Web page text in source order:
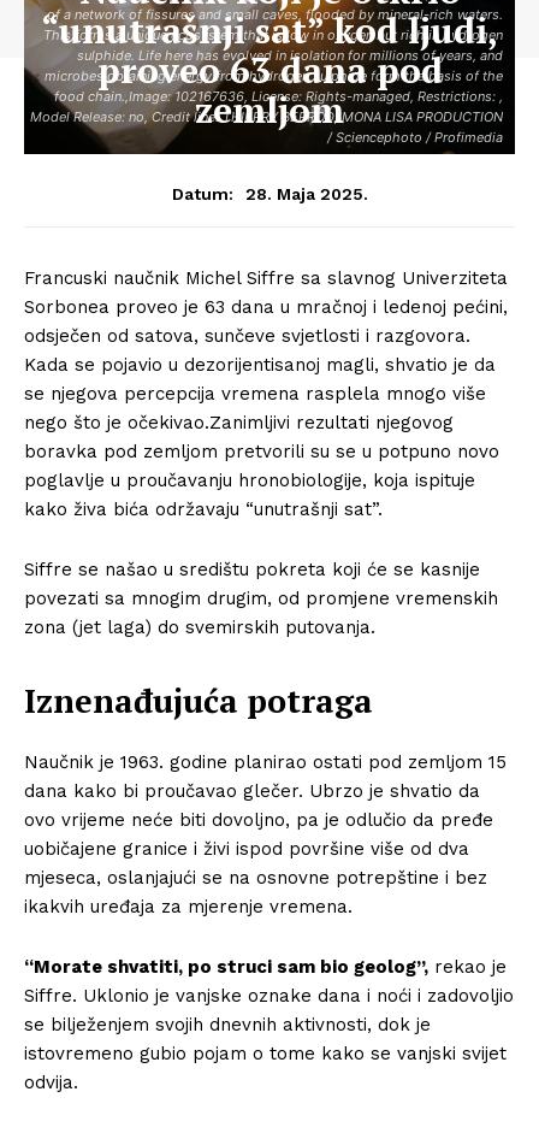
of a network of fissures and small caves, flooded by mineral-rich waters.
This forms a unique ecosystem that is low in oxygen but rich in hydrogen
sulphide. Life here has evolved in isolation for millions of years, and
microbes obtaining energy from hydrogen sulphide form the basis of the
food chain.,Image: 102167636, License: Rights-managed, Restrictions: ,
Model Release: no, Credit line: THIERRY BERROD, MONA LISA PRODUCTION
/ Sciencephoto / Profimedia
“unutrašnji sat” kod ljudi,
proveo 63 dana pod
zemljom
Datum: 28. Maja 2025.
Francuski naučnik Michel Siffre sa slavnog Univerziteta
Sorbonea proveo je 63 dana u mračnoj i ledenoj pećini,
odsječen od satova, sunčeve svjetlosti i razgovora.
Kada se pojavio u dezorijentisanoj magli, shvatio je da
se njegova percepcija vremena rasplela mnogo više
nego što je očekivao.Zanimljivi rezultati njegovog
boravka pod zemljom pretvorili su se u potpuno novo
poglavlje u proučavanju hronobiologije, koja ispituje
kako živa bića održavaju “unutrašnji sat”.
Siffre se našao u središtu pokreta koji će se kasnije
povezati sa mnogim drugim, od promjene vremenskih
zona (jet laga) do svemirskih putovanja.
Iznenađujuća potraga
Naučnik je 1963. godine planirao ostati pod zemljom 15
dana kako bi proučavao glečer. Ubrzo je shvatio da
ovo vrijeme neće biti dovoljno, pa je odlučio da pređe
uobičajene granice i živi ispod površine više od dva
mjeseca, oslanjajući se na osnovne potrepštine i bez
ikakvih uređaja za mjerenje vremena.
“Morate shvatiti, po struci sam bio geolog”, rekao je
Siffre. Uklonio je vanjske oznake dana i noći i zadovoljio
se bilježenjem svojih dnevnih aktivnosti, dok je
istovremeno gubio pojam o tome kako se vanjski svijet
odvija.